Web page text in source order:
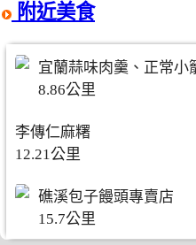
附近美食
宜蘭蒜味肉羹、正常小
8.86公里
李傳仁麻糬
12.21公里
礁溪包子饅頭專賣店
15.7公里